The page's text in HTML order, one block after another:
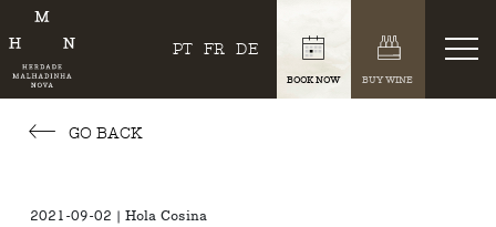
PT FR DE
BOOK NOW BUY WINE
GO BACK
2021-09-02 | Hola Cosina